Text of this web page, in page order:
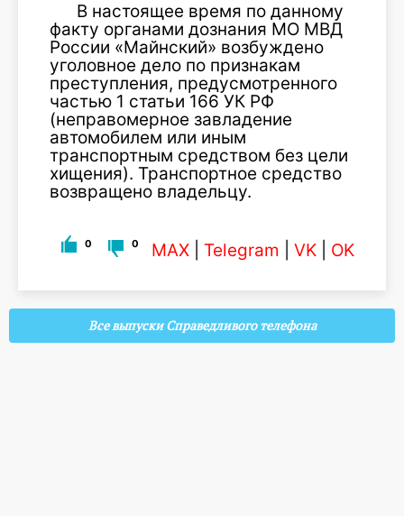
В настоящее время по данному
факту органами дознания МО МВД
России «Майнский» возбуждено
уголовное дело по признакам
преступления, предусмотренного
частью 1 статьи 166 УК РФ
(неправомерное завладение
автомобилем или иным
транспортным средством без цели
хищения). Транспортное средство
возвращено владельцу.
0 0 MAX Telegram VK OK
Все выпуски Справедливого телефона